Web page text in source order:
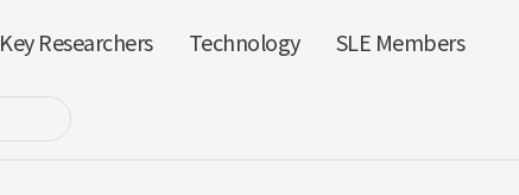
Key Researchers Technology SLE Members